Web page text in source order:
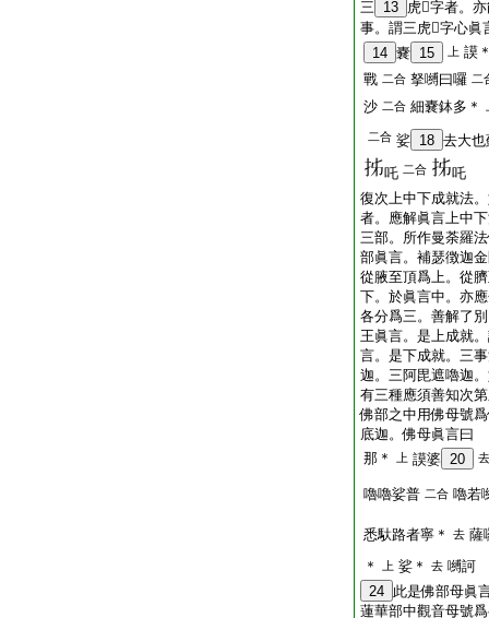
三 13 虎𤙖字者。
事。謂三虎𤙖字心眞
14 嚢 15 上 謨
戰 二合 拏嚩曰囉 二
沙 二合 細嚢鉢多＊
二合 娑 18 去大也
吒 二合
吒
復次上中下成就法
者。應解眞言上中
三部。所作曼荼羅
部眞言。補瑟徴迦
從腋至頂爲上。從
下。於眞言中。亦
各分爲三。善解了
王眞言。是上成就
言。是下成就。三
迦。三阿毘遮嚕迦
有三種應須善知次
佛部之中用佛母號
底迦。佛母眞言曰
那＊
上 謨婆 20 去
嚕嚕娑普 二合 嚕若
悉馱路者寧＊ 去 薩
＊
上 娑＊ 去 嚩訶
24 此是佛部母眞
蓮華部中觀音母號